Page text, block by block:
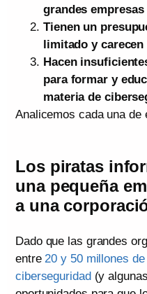
grandes empresas
Tienen un
limitado y
Hacen
para formar y
materia de
Analicemos cada una de
Los piratas
una pequeña
a una
Dado que las grandes
entre20 y 50 millones
ciberseguridad (y